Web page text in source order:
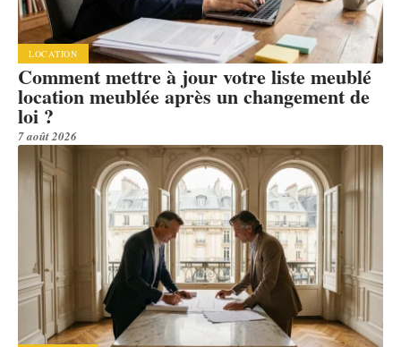
LOCATION
Comment mettre à jour votre liste meublé
location meublée après un changement de
loi ?
7 août 2026